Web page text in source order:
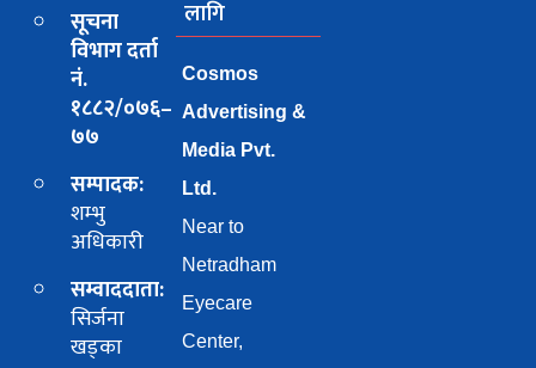
सूचना
विभाग दर्ता
नं.
१८८२/०७६–
७७
सम्पादक:
शम्भु
अधिकारी
सम्वाददाता:
सिर्जना
खड्का
लागि
Cosmos
Advertising &
Media Pvt.
Ltd.
Near to
Netradham
Eyecare
Center,